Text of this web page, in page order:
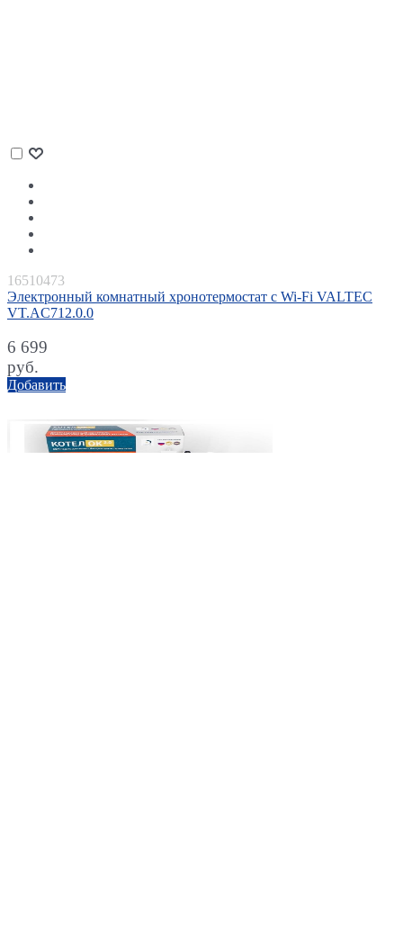
16510473
Электронный комнатный хронотермостат с Wi-Fi VALTEC
VT.AC712.0.0
6 699
руб.
Добавить